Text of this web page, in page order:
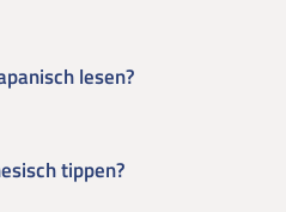
lesen?
tippen?